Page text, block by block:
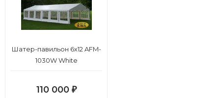
Шатер-павильон 6х12 AFM-
1030W White
110 000 ₽